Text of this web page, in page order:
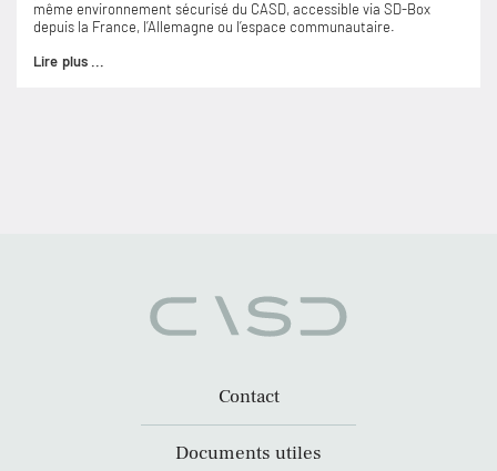
même environnement sécurisé du CASD, accessible via SD-Box
depuis la France, l’Allemagne ou l’espace communautaire.
Lire plus ...
Contact
Documents utiles